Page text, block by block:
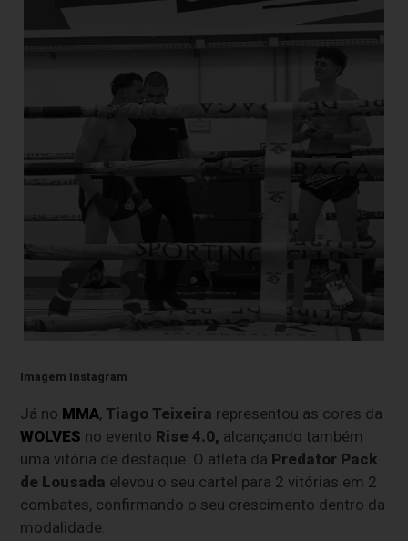
Imagem Instagram
Já no MMA, Tiago Teixeira representou as cores da
WOLVES no evento Rise 4.0, alcançando também
uma vitória de destaque. O atleta da Predator Pack
de Lousada elevou o seu cartel para 2 vitórias em 2
combates, confirmando o seu crescimento dentro da
modalidade.